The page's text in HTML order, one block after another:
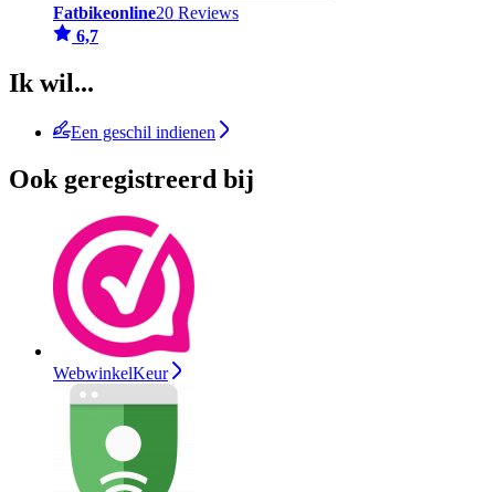
Fatbikeonline20 Reviews
6,7
Ik wil...
Een geschil indienen
Ook geregistreerd bij
WebwinkelKeur